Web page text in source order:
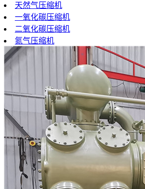
天然气压缩机
一氧化碳压缩机
二氧化碳压缩机
氮气压缩机